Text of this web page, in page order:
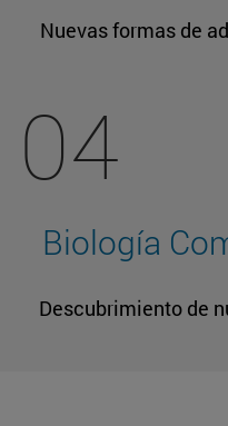
Nuevas formas de
04
Biología
Descubrimiento de